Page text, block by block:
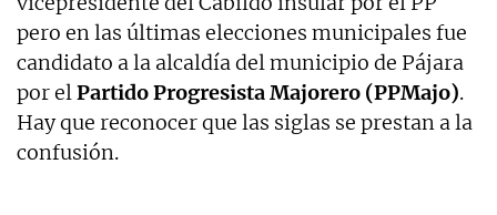
pero en las últimas elecciones municipales fue
candidato a la alcaldía del municipio de Pájara
por elPartido Progresista Majorero (PPMajo).
Hay que reconocer que las siglas se prestan a la
confusión.